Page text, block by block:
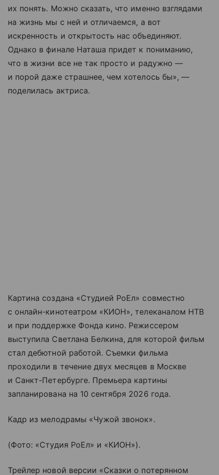
их понять. Можно сказать, что именно взглядами
на жизнь мы с ней и отличаемся, а вот
искренность и открытость нас объединяют.
Однако в финале Наташа придет к пониманию,
что в жизни все не так просто и радужно —
и порой даже страшнее, чем хотелось бы», —
поделилась актриса.
Картина создана «Студией РоЕл» совместно
с онлайн-кинотеатром «КИОН», телеканалом НТВ
и при поддержке Фонда кино. Режиссером
выступила Светлана Белкина, для которой фильм
стал дебютной работой. Съемки фильма
проходили в течение двух месяцев в Москве
и Санкт-Петербурге. Премьера картины
запланирована на 10 сентября 2026 года.
Кадр из мелодрамы «Чужой звонок».
(Фото: «Студия РоЕл» и «КИОН»).
Трейлер новой версии «Сказки о потерянном